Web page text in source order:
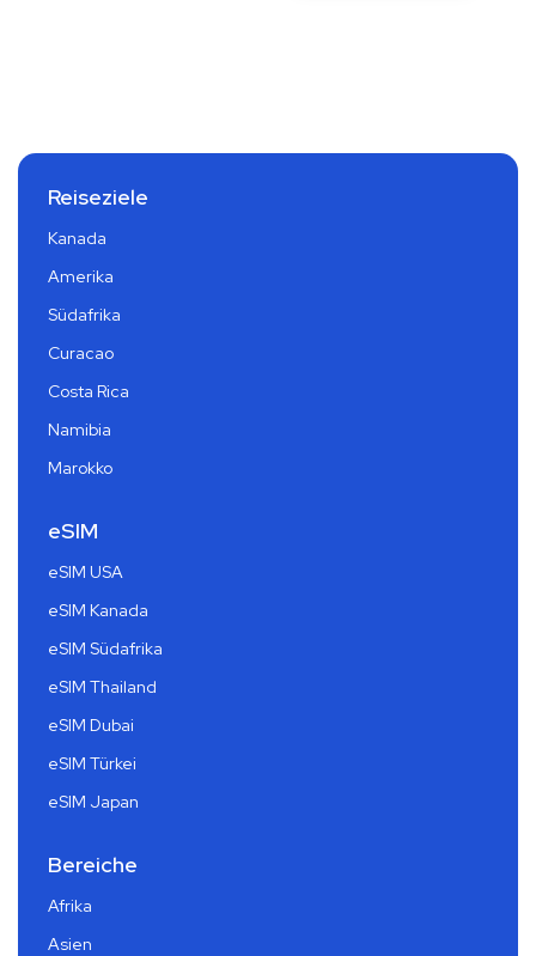
Reiseziele
Kanada
Amerika
Südafrika
Curacao
Costa Rica
Namibia
Marokko
eSIM
eSIM USA
eSIM Kanada
eSIM Südafrika
eSIM Thailand
eSIM Dubai
eSIM Türkei
eSIM Japan
Bereiche
Afrika
Asien